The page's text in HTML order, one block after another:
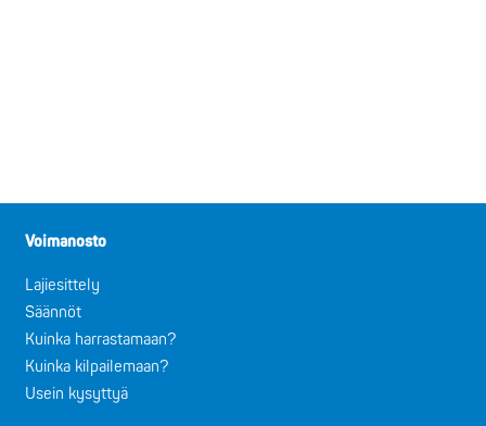
Voimanosto
Lajiesittely
Säännöt
Kuinka harrastamaan?
Kuinka kilpailemaan?
Usein kysyttyä